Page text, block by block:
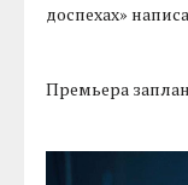
доспехах»
Премьера